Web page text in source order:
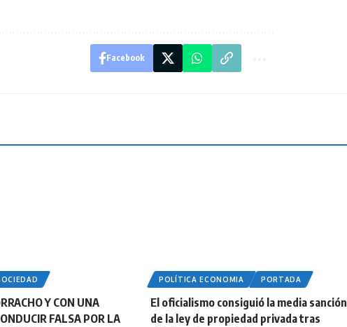
Facebook
Y CON UNA
FALSA POR LA
POLÍTICA ECONOMIA PORTADA
El oficialismo consiguió la media sanción
de la ley de propiedad privada tras